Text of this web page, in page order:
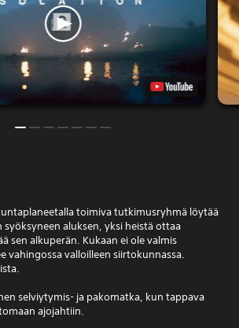
toimiva tutkimusryhmä löytää
syöksyneen aluksen, yksi heistä ottaa
sen alkuperän. Kukaan ei ole valmis
vahingossa valloilleen siirtokunnassa.
selviytymis- ja pakomatka, kun tappava
ajojahtiin.